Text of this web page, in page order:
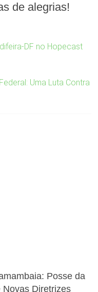
de alegrias!
DF no Hopecast
Uma Luta Contra
Posse da
Novas Diretrizes